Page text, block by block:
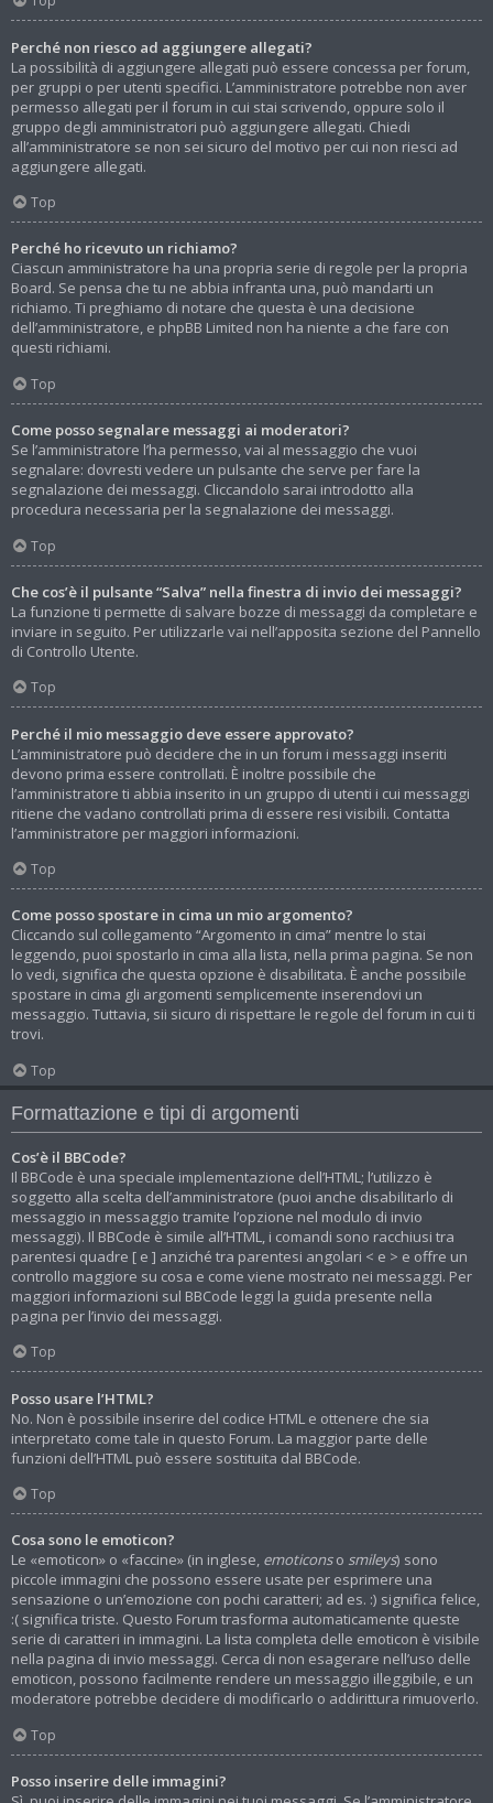
Perché non riesco ad aggiungere allegati?
La possibilità di aggiungere allegati può essere concessa per forum,
per gruppi o per utenti specifici. L’amministratore potrebbe non aver
permesso allegati per il forum in cui stai scrivendo, oppure solo il
gruppo degli amministratori può aggiungere allegati. Chiedi
all’amministratore se non sei sicuro del motivo per cui non riesci ad
aggiungere allegati.
Top
Perché ho ricevuto un richiamo?
Ciascun amministratore ha una propria serie di regole per la propria
Board. Se pensa che tu ne abbia infranta una, può mandarti un
richiamo. Ti preghiamo di notare che questa è una decisione
dell’amministratore, e phpBB Limited non ha niente a che fare con
questi richiami.
Top
Come posso segnalare messaggi ai moderatori?
Se l’amministratore l’ha permesso, vai al messaggio che vuoi
segnalare: dovresti vedere un pulsante che serve per fare la
segnalazione dei messaggi. Cliccandolo sarai introdotto alla
procedura necessaria per la segnalazione dei messaggi.
Top
Che cos’è il pulsante “Salva” nella finestra di invio dei messaggi?
La funzione ti permette di salvare bozze di messaggi da completare e
inviare in seguito. Per utilizzarle vai nell’apposita sezione del Pannello
di Controllo Utente.
Top
Perché il mio messaggio deve essere approvato?
L’amministratore può decidere che in un forum i messaggi inseriti
devono prima essere controllati. È inoltre possibile che
l’amministratore ti abbia inserito in un gruppo di utenti i cui messaggi
ritiene che vadano controllati prima di essere resi visibili. Contatta
l’amministratore per maggiori informazioni.
Top
Come posso spostare in cima un mio argomento?
Cliccando sul collegamento “Argomento in cima” mentre lo stai
leggendo, puoi spostarlo in cima alla lista, nella prima pagina. Se non
lo vedi, significa che questa opzione è disabilitata. È anche possibile
spostare in cima gli argomenti semplicemente inserendovi un
messaggio. Tuttavia, sii sicuro di rispettare le regole del forum in cui ti
trovi.
Top
Formattazione e tipi di argomenti
Cos’è il BBCode?
Il BBCode è una speciale implementazione dell’HTML; l’utilizzo è
soggetto alla scelta dell’amministratore (puoi anche disabilitarlo di
messaggio in messaggio tramite l’opzione nel modulo di invio
messaggi). Il BBCode è simile all’HTML, i comandi sono racchiusi tra
parentesi quadre [ e ] anziché tra parentesi angolari < e > e offre un
controllo maggiore su cosa e come viene mostrato nei messaggi. Per
maggiori informazioni sul BBCode leggi la guida presente nella
pagina per l’invio dei messaggi.
Top
Posso usare l’HTML?
No. Non è possibile inserire del codice HTML e ottenere che sia
interpretato come tale in questo Forum. La maggior parte delle
funzioni dell’HTML può essere sostituita dal BBCode.
Top
Cosa sono le emoticon?
Le «emoticon» o «faccine» (in inglese, emoticonso smileys) sono
piccole immagini che possono essere usate per esprimere una
sensazione o un’emozione con pochi caratteri; ad es. :) significa felice,
:( significa triste. Questo Forum trasforma automaticamente queste
serie di caratteri in immagini. La lista completa delle emoticon è visibile
nella pagina di invio messaggi. Cerca di non esagerare nell’uso delle
emoticon, possono facilmente rendere un messaggio illeggibile, e un
moderatore potrebbe decidere di modificarlo o addirittura rimuoverlo.
Top
Posso inserire delle immagini?